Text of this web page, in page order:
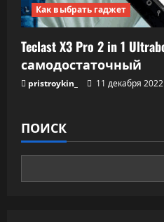
Как выбрать гаджет
Teclast X3 Pro 2 in 1
самодостаточный
pristroykin_ 11 декабря 2022
ПОИСК